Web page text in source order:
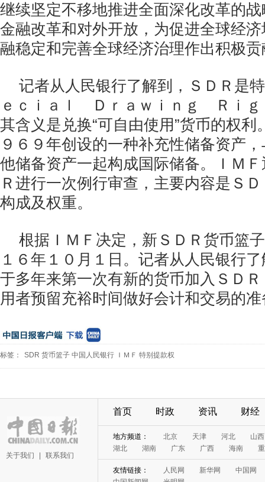
继续坚定不移地推进全面深化改革的
金融改革和对外开放，为促进全球经
融稳定和完善全球经济治理作出积极
记者从人民银行了解到，ＳＤＲ是
ｅｃｉａｌ Ｄｒａｗｉｎｇ Ｒｉｇ
其含义是兑换“可自由使用”货币的权利
９６９年创设的一种补充性储备资产
他储备资产一起构成国际储备。ＩＭ
Ｒ进行一次例行审查，主要内容是Ｓ
构成及权重。
根据ＩＭＦ决定，新ＳＤＲ货币篮
１６年１０月１日。记者从人民银行
于多年来第一次有新的货币加入ＳＤ
用者预留充裕时间做好会计和交易的
标签： SDR 货币篮子 中国人民银行 ＩＭＦ 特别提款权
关于我们 联系我们
首页 时政 资讯 财经
地方频道： 北京 天津 河北
山西
湖北
湖南 广东 广西 海南
友情链接： 人民网 新华网
中国网